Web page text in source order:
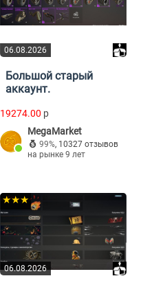
06.08.2026
Большой старый
аккаунт.
19274.00 p
MegaMarket
99%, 10327 отзывов
на рынке 9 лет
06.08.2026
★★★